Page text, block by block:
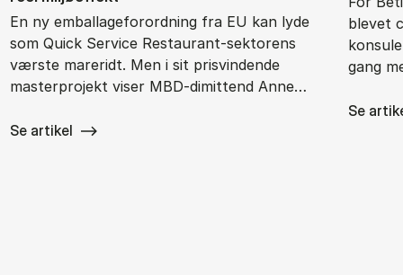
En ny emballageforordning fra EU kan lyde
som Quick Service Restaurant-sektorens
værste mareridt. Men i sit prisvindende
masterprojekt viser MBD-dimittend Anne…
Se artikel
blevet
gang
Se